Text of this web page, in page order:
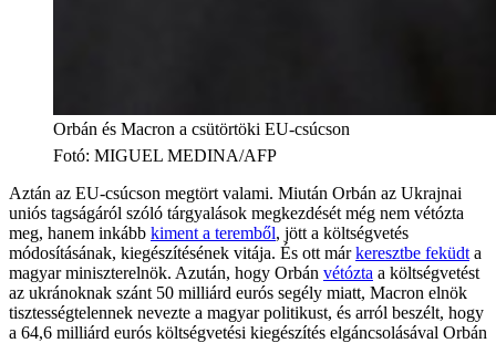
Orbán és Macron a csütörtöki EU-csúcson
Fotó: MIGUEL MEDINA/AFP
Aztán az EU-csúcson megtört valami. Miután Orbán az Ukrajnai
uniós tagságáról szóló tárgyalások megkezdését még nem vétózta
meg, hanem inkább kiment a teremből, jött a költségvetés
módosításának, kiegészítésének vitája. És ott márkeresztbe feküdt a
magyar miniszterelnök. Azután, hogy Orbán vétózta a költségvetést
az ukránoknak szánt 50 milliárd eurós segély miatt, Macron elnök
tisztességtelennek nevezte a magyar politikust, és arról beszélt, hogy
a 64,6 milliárd eurós költségvetési kiegészítés elgáncsolásával Orbán